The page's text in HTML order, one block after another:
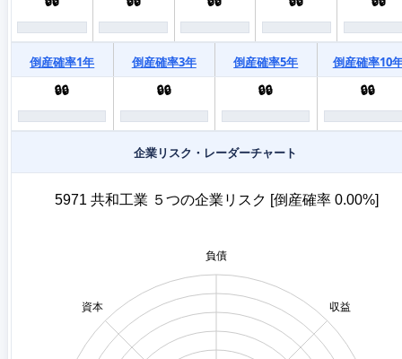
倒産確率1年 倒産確率3年 倒産確率5年
倒産確率10
🔒🔒
🔒🔒 🔒🔒 🔒🔒
企業リスク・レーダーチャート